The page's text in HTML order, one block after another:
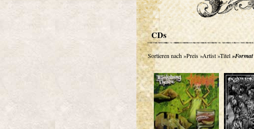
CDs
Sortieren nach»Preis»Artist»Titel»Format